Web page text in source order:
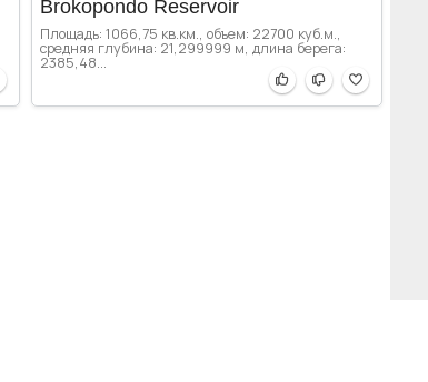
Brokopondo Reservoir
Площадь: 1066,75 кв.км., объем: 22700 куб.м.,
средняя глубина: 21,299999 м, длина берега:
2385,48...